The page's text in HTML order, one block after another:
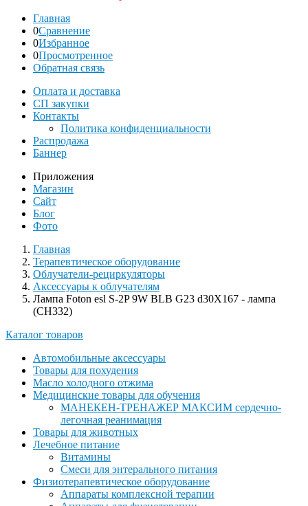
Главная
0Сравнение
0Избранное
0Просмотренное
Обратная связь
Оплата и доставка
СП закупки
Контакты
Политика конфиденциальности
Распродажа
Баннер
Приложения
Магазин
Сайт
Блог
Фото
Главная
Терапевтическое оборудование
Облучатели-рециркуляторы
Аксессуары к облучателям
Лампа Foton esl S-2P 9W BLB G23 d30Х167 - лампа
(CH332)
Каталог товаров
Автомобильные аксессуары
Товары для похудения
Масло холодного отжима
Медицинские товары для обучения
МАНЕКЕН-ТРЕНАЖЕР МАКСИМ сердечно-
легочная реанимация
Товары для животных
Лечебное питание
Витамины
Смеси для энтерального питания
Физиотерапевтическое оборудование
Аппараты комплексной терапии